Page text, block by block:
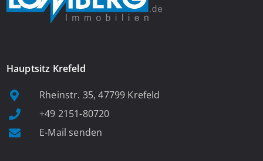
Hauptsitz Krefeld
Rheinstr. 35, 47799 Krefeld
+49 2151-80720
E-Mail senden